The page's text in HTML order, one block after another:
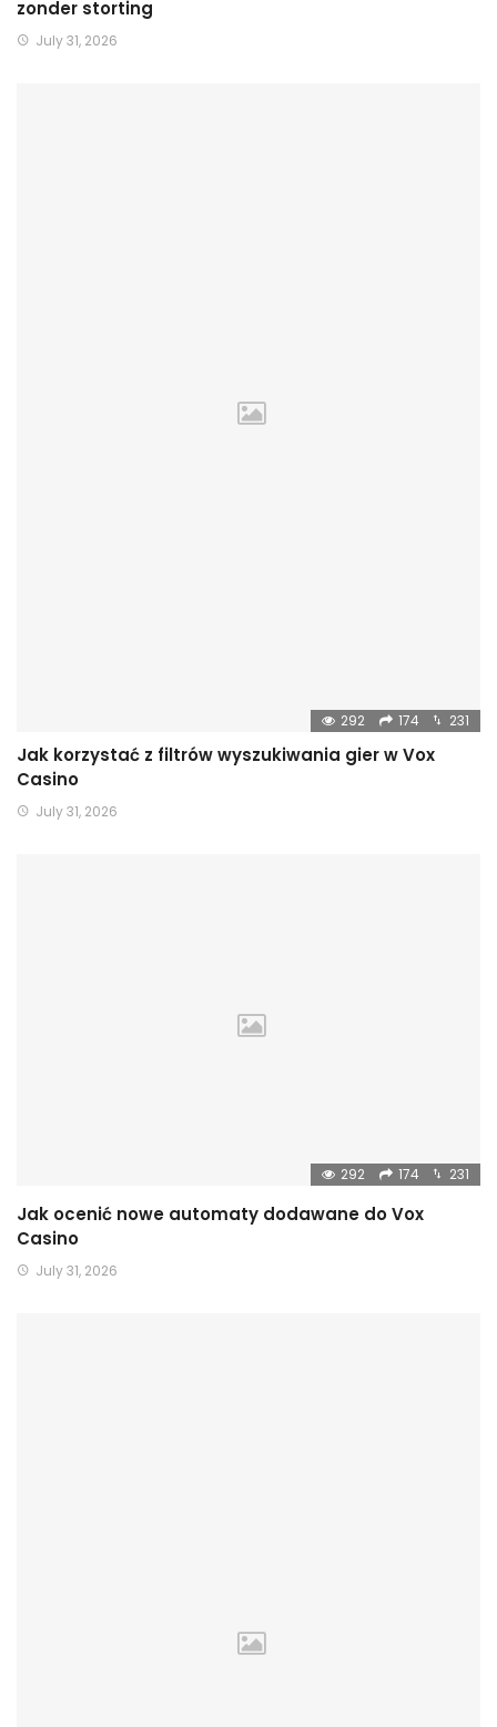
zonder storting
July 31, 2026
292 174 231
Jak korzystać z filtrów wyszukiwania gier w Vox
Casino
July 31, 2026
292 174 231
Jak ocenić nowe automaty dodawane do Vox
Casino
July 31, 2026